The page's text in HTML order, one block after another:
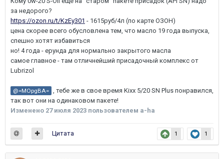
за недорого?
https://ozon.ru/t/KzEy301 - 1615руб/4л (по карте ОЗОН)
цена скорее всего обусловлена тем, что масло 19 года выпуска,
спешно хотят избавиться
но! 4 года - ерунда для нормально закрытого масла
самое главное - там отличнейший присадочный комплекс от
Lubrizol
@=MOpgBA=
, тебе же в свое время Kixx 5/20 SN Plus понравился,
так вот они на одинаковом пакете!
Изменено 27 июля 2023 пользователем a-ha
1 1
Цитата